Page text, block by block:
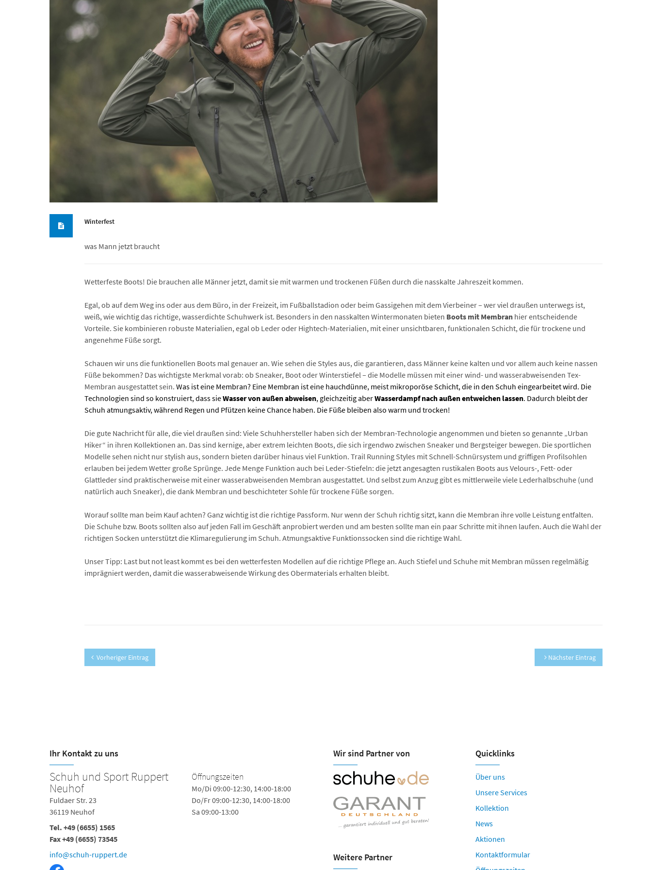
Winterfest
was Mann jetzt braucht
Wetterfeste Boots! Die brauchen alle Männer jetzt, damit sie mit warmen und trockenen Füßen durch die nasskalte Jahreszeit kommen.
Egal, ob auf dem Weg ins oder aus dem Büro, in der Freizeit, im Fußballstadion oder beim Gassigehen mit dem Vierbeiner – wer viel draußen unterwegs ist,
weiß, wie wichtig das richtige, wasserdichte Schuhwerk ist. Besonders in den nasskalten Wintermonaten bieten Boots mit Membran hier entscheidende
Vorteile. Sie kombinieren robuste Materialien, egal ob Leder oder Hightech-Materialien, mit einer unsichtbaren, funktionalen Schicht, die für trockene und
angenehme Füße sorgt.
Schauen wir uns die funktionellen Boots mal genauer an. Wie sehen die Styles aus, die garantieren, dass Männer keine kalten und vor allem auch keine nassen
Füße bekommen? Das wichtigste Merkmal vorab: ob Sneaker, Boot oder Winterstiefel – die Modelle müssen mit einer wind- und wasserabweisenden Tex-
Membran ausgestattet sein. Was ist eine Membran? Eine Membran ist eine hauchdünne, meist mikroporöse Schicht, die in den Schuh eingearbeitet wird. Die
Technologien sind so konstruiert, dass sieWasser von außen abweisen, gleichzeitig aberWasserdampf nach außen entweichen lassen. Dadurch bleibt der
Schuh atmungsaktiv, während Regen und Pfützen keine Chance haben. Die Füße bleiben also warm und trocken!
Die gute Nachricht für alle, die viel draußen sind: Viele Schuhhersteller haben sich der Membran-Technologie angenommen und bieten so genannte „Urban
Hiker“ in ihren Kollektionen an. Das sind kernige, aber extrem leichten Boots, die sich irgendwo zwischen Sneaker und Bergsteiger bewegen. Die sportlichen
Modelle sehen nicht nur stylish aus, sondern bieten darüber hinaus viel Funktion. Trail Running Styles mit Schnell-Schnürsystem und griffigen Profilsohlen
erlauben bei jedem Wetter große Sprünge. Jede Menge Funktion auch bei Leder-Stiefeln: die jetzt angesagten rustikalen Boots aus Velours-, Fett- oder
Glattleder sind praktischerweise mit einer wasserabweisenden Membran ausgestattet. Und selbst zum Anzug gibt es mittlerweile viele Lederhalbschuhe (und
natürlich auch Sneaker), die dank Membran und beschichteter Sohle für trockene Füße sorgen.
Worauf sollte man beim Kauf achten? Ganz wichtig ist die richtige Passform. Nur wenn der Schuh richtig sitzt, kann die Membran ihre volle Leistung entfalten.
Die Schuhe bzw. Boots sollten also auf jeden Fall im Geschäft anprobiert werden und am besten sollte man ein paar Schritte mit ihnen laufen. Auch die Wahl der
richtigen Socken unterstützt die Klimaregulierung im Schuh. Atmungsaktive Funktionssocken sind die richtige Wahl.
Unser Tipp: Last but not least kommt es bei den wetterfesten Modellen auf die richtige Pflege an. Auch Stiefel und Schuhe mit Membran müssen regelmäßig
imprägniert werden, damit die wasserabweisende Wirkung des Obermaterials erhalten bleibt.
Vorheriger Eintrag Nächster Eintrag
Ihr Kontakt zu uns
Schuh und Sport Ruppert
Neuhof
Fuldaer Str. 23
36119 Neuhof
Tel. +49 (6655) 1565
Fax +49 (6655) 73545
info@schuh-ruppert.de
Öffnungszeiten
Mo/Di 09:00-12:30, 14:00-18:00
Do/Fr 09:00-12:30, 14:00-18:00
Sa 09:00-13:00
Wir sind Partner von
Weitere Partner
Quicklinks
Über uns
Unsere Services
Kollektion
News
Aktionen
Kontaktformular